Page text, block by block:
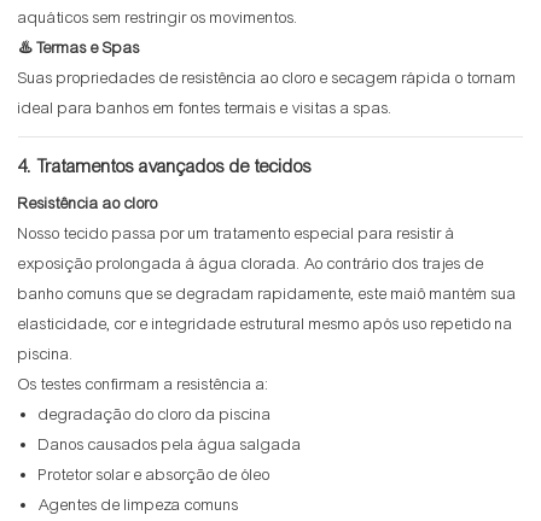
aquáticos sem restringir os movimentos.
♨️ Termas e Spas
Suas propriedades de resistência ao cloro e secagem rápida o tornam
ideal para banhos em fontes termais e visitas a spas.
4. Tratamentos avançados de tecidos
Resistência ao cloro
Nosso tecido passa por um tratamento especial para resistir à
exposição prolongada à água clorada. Ao contrário dos trajes de
banho comuns que se degradam rapidamente, este maiô mantém sua
elasticidade, cor e integridade estrutural mesmo após uso repetido na
piscina.
Os testes confirmam a resistência a:
degradação do cloro da piscina
Danos causados ​​pela água salgada
Protetor solar e absorção de óleo
Agentes de limpeza comuns